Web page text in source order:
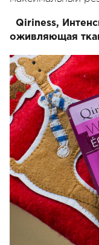
Qiriness,
оживляющая